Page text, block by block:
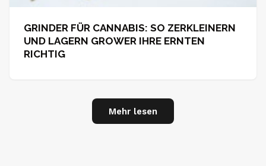
GRINDER FÜR CANNABIS: SO ZERKLEINERN
UND LAGERN GROWER IHRE ERNTEN
RICHTIG
Mehr lesen